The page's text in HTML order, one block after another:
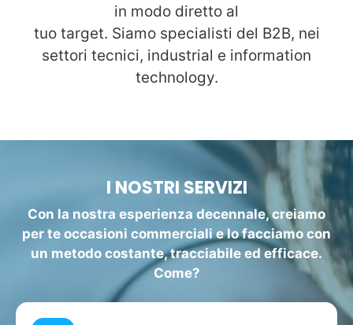
in modo diretto al
tuo target. Siamo specialisti del B2B, nei
settori tecnici, industrial e information
technology.
I NOSTRI SERVIZI
Con la nostra esperienza decennale, creiamo
per te occasioni commerciali e lo facciamo con
un metodo costante, tracciabile ed efficace.
Come?